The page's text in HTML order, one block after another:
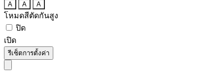
A A A
โหมดสีตัดกันสูง
ปิด
เปิด
รีเซ็ตการตั้งค่า